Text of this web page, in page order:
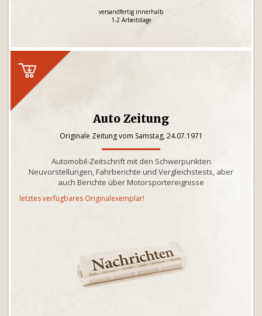
versandfertig innerhalb
1-2 Arbeitstage
Auto Zeitung
Originale Zeitung vom Samstag, 24.07.1971
Automobil-Zeitschrift mit den Schwerpunkten
Neuvorstellungen, Fahrberichte und Vergleichstests, aber
auch Berichte über Motorsportereignisse
letztes verfügbares Originalexemplar!